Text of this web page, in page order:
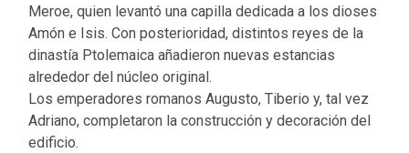
Meroe, quien levantó una capilla dedicada a los dioses
Amón e Isis. Con posterioridad, distintos reyes de la
dinastía Ptolemaica añadieron nuevas estancias
alrededor del núcleo original.
Los emperadores romanos Augusto, Tiberio y, tal vez
Adriano, completaron la construcción y decoración del
edificio.